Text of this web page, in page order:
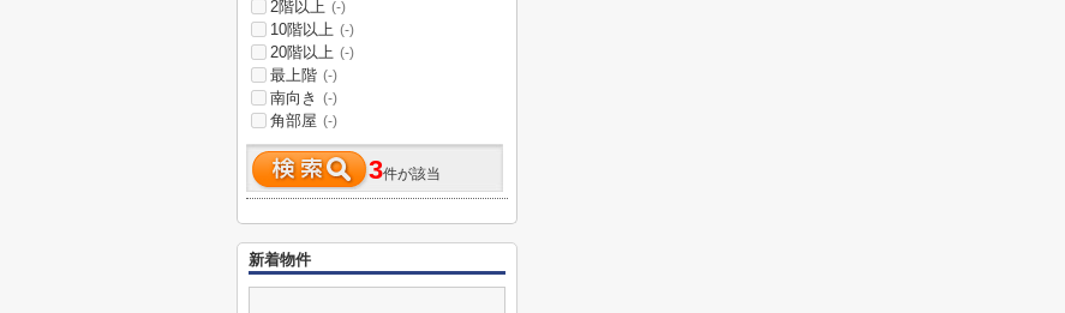
2階以上 (-)
10階以上 (-)
20階以上 (-)
最上階 (-)
南向き (-)
角部屋 (-)
3件が該当
新着物件